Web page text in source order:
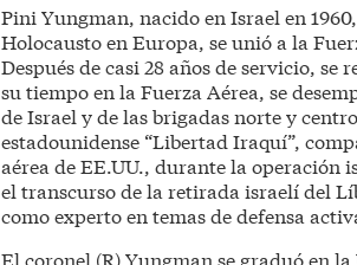
Pini Yungman, nacido en Israel en
Holocausto en Europa, se unió a la
Después de casi 28 años de servicio,
su tiempo en la Fuerza Aérea, se
de Israel y de las brigadas norte y
estadounidense “Libertad Iraquí”,
aérea de EE.UU., durante la operación
el transcurso de la retirada israelí del
como experto en temas de defensa
El coronel (R) Yungman se graduó en